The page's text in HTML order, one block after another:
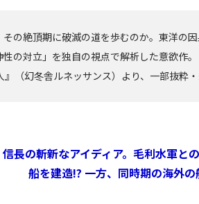
の絶頂期に破滅の道を歩むのか。東洋の
の対立」を独自の視点で解析した意欲作
（幻冬舎ルネッサンス）より、一部抜粋・
信長の斬新なアイディア。毛利水軍と
船を建造!? 一方、同時期の海外